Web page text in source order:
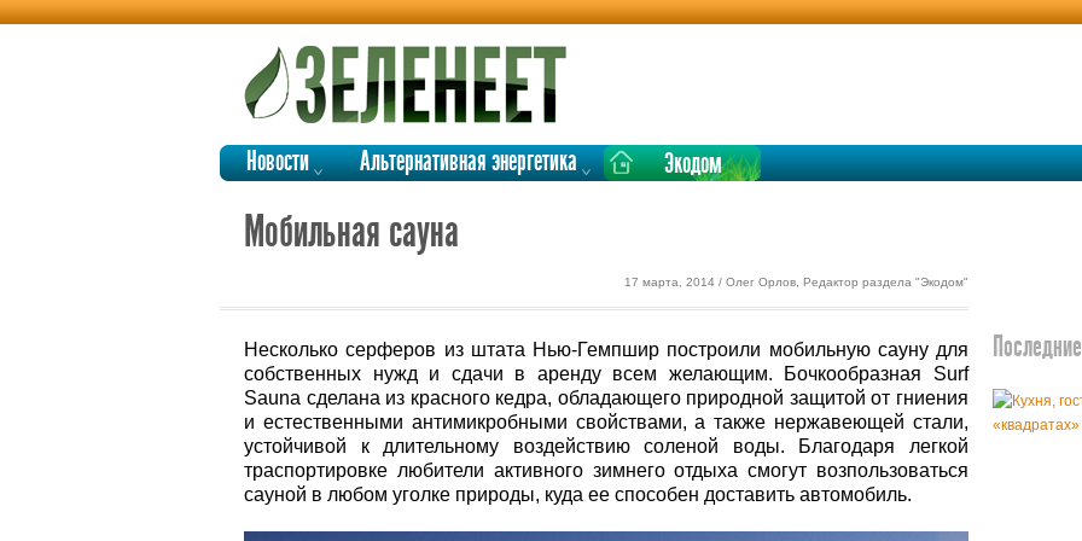
Новости Альтернативная энергетика Экодом
Мобильная сауна
17 марта, 2014 / Олег Орлов, Редактор раздела "Экодом"
Несколько серферов из штата Нью-Гемпшир построили мобильную сауну для
собственных нужд и сдачи в аренду всем желающим. Бочкообразная Surf
Sauna сделана из красного кедра, обладающего природной защитой от гниения
и естественными антимикробными свойствами, а также нержавеющей стали,
устойчивой к длительному воздействию соленой воды. Благодаря легкой
траспортировке любители активного зимнего отдыха смогут возпользоваться
сауной в любом уголке природы, куда ее способен доставить автомобиль.